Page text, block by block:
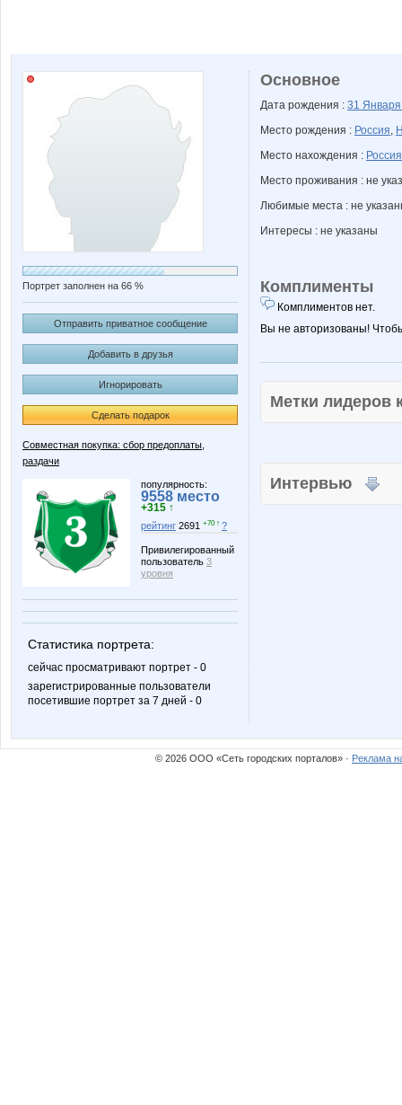
Портрет заполнен на 66 %
Отправить приватное сообщение
Добавить в друзья
Игнорировать
Сделать подарок
Совместная покупка: сбор предоплаты,
раздачи
популярность:
9558 место
+315 ↑
рейтинг 2691 +70 ↑ ?
Привилегированный
пользователь 3
уровня
Статистика портрета:
сейчас просматривают портрет - 0
зарегистрированные пользователи
посетившие портрет за 7 дней - 0
Основное
Дата рождения : 31
Место рождения : Россия,
Место нахождения : Россия
Место проживания : не
Любимые места : не
Интересы : не указаны
Комплименты
Комплиментов нет.
Вы не авторизованы!
Метки
Интервью
© 2026 ООО «Сеть городских порталов» · Реклама